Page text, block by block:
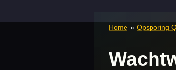
Home » Opsporing